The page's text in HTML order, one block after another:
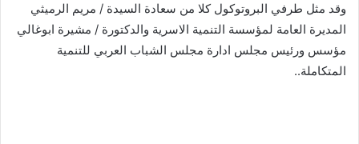
وقد مثل طرفي البروتوكول كلا من سعادة السيدة / مريم الرميثي
المديرة العامة لمؤسسة التنمية الاسرية والدكتورة / مشيرة ابوغالي
مؤسس ورئيس مجلس ادارة مجلس الشباب العربي للتنمية
المتكاملة..